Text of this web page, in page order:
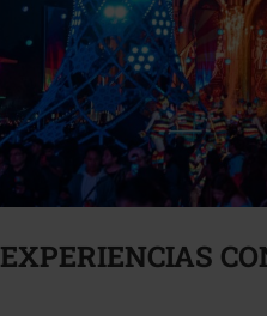
EXPERIENCIAS